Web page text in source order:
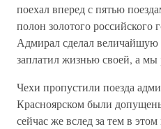
поехал вперед с пятью
полон золотого российского
Адмирал сделал
заплатил жизнью своей, а
Чехи пропустили поезда
Красноярском были
сейчас же вслед за тем в